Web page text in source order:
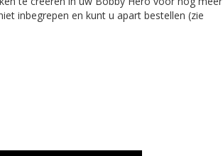
inbegrepen en kunt u apart bestellen (zie